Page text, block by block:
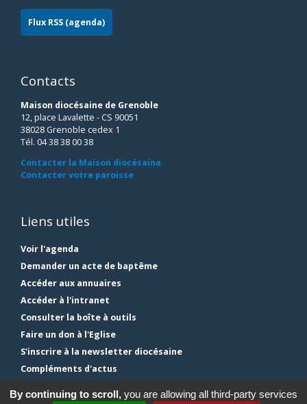
Flux RSS (agenda)
Contacts
Maison diocésaine de Grenoble
12, place Lavalette - CS 90051
38028 Grenoble cedex 1
Tél. 04 38 38 00 38
Contacter la Maison diocésaine
Contacter votre paroisse
Liens utiles
Voir l'agenda
Demander un acte de baptême
Accéder aux annuaires
Accéder à l'intranet
Consulter la boîte à outils
Faire un don à l'Eglise
S'inscrire à la newsletter diocésaine
Compléments d'actus
By continuing to scroll, you are allowing all third-party services